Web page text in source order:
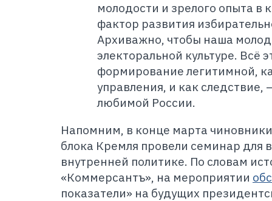
молодости и зрелого опыта
фактор развития
Архиважно, чтобы наша
электоральной культуре. Всё
формирование легитимной,
управления, и как следствие,
любимой России.
Напомним, в конце марта
блока Кремля провели семинар для
внутренней политике. По словам
«Коммерсантъ», на мероприятии
показатели» на будущих